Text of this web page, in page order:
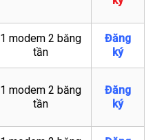
1 modem 2 băng
tần
Đăng
ký
1 modem 2 băng
tần
Đăng
ký